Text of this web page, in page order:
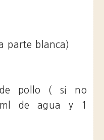
parte blanca)
pollo ( si no
ml de agua y 1